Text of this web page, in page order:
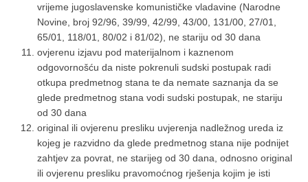
vrijeme jugoslavenske komunističke vladavine (Narodne
Novine, broj 92/96, 39/99, 42/99, 43/00, 131/00, 27/01,
65/01, 118/01, 80/02 i 81/02), ne stariju od 30 dana
ovjerenu izjavu pod materijalnom i kaznenom
odgovornošću da niste pokrenuli sudski postupak radi
otkupa predmetnog stana te da nemate saznanja da se
glede predmetnog stana vodi sudski postupak, ne stariju
od 30 dana
original ili ovjerenu presliku uvjerenja nadležnog ureda iz
kojeg je razvidno da glede predmetnog stana nije podnijet
zahtjev za povrat, ne starijeg od 30 dana, odnosno original
ili ovjerenu presliku pravomoćnog rješenja kojim je isti